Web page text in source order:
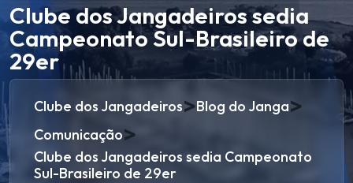
Clube dos Jangadeiros sedia
Campeonato Sul-Brasileiro de
29er
Clube dos Jangadeiros>Blog do Janga>
Comunicação>
Clube dos Jangadeiros sedia Campeonato
Sul-Brasileiro de 29er